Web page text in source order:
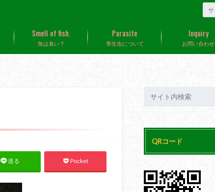
魚は臭い？
Smell of fish.
寄生虫について
Parasite
お問い合わせ
Inquiry
送る Pocket
QRコード